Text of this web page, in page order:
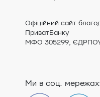
Офіційний сайт
ПриватБанку
МФО 305299,
Ми в соц.